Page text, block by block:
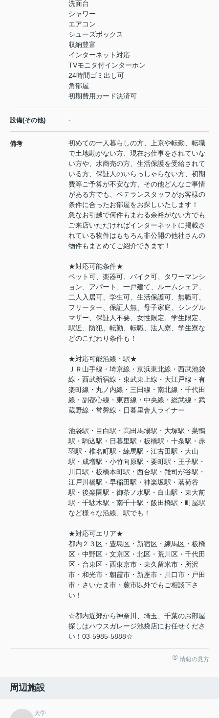
洗面台
シャワー
エアコン
シューズボックス
収納豊富
インターネット対応
TVモニタ付インターホン
24時間ゴミ出し可
角部屋
初期費用カード決済可
設備(その他) -
備考
初めての一人暮らしの方、上京や転勤、転職
で土地勘がない方、現在お仕事をされていな
い方や、水商売の方、生活保護を受給されて
いる方、保証人のいらっしゃらない方、初期
費等ご予算が不安な方、その他どんなご事情
がある方でも、ベテランスタッフがお客様の
条件に合ったお部屋をお探しいたします！
急なお引越で何件もまわる余裕がない方でも
ご来店いただければインターネットに掲載さ
れている物件はもちろん非公開の他社さんの
物件もまとめてご紹介できます！
★対応可能条件★
ペット可、楽器可、バイク可、タワーマンシ
ョン、アパート、一戸建て、ルームシェア、
二人入居可、学生可、生活保護可、無職可、
フリーター、保証人無、母子家庭、シングル
マザー、保証人不要、女性限定、学生限定、
駅近、防犯、転勤、転職、法人寮、学生寮な
どのこだわり条件も！
★対応可能沿線・駅★
ＪＲ山手線・埼京線・京浜東北線・西武池袋
線・西武新宿線・東武東上線・大江戸線・有
楽町線・丸ノ内線・三田線・南北線・千代田
線・副都心線・東西線・中央線・総武線・武
蔵野線・常磐線・日暮里舎人ライナー
池袋駅・目白駅・高田馬場駅・大塚駅・巣鴨
駅・駒込駅・日暮里駅・板橋駅・十条駅・赤
羽駅・椎名町駅・練馬駅・江古田駅・大山
駅・成増駅・小竹向原駅・要町駅・王子駅・
川口駅・板橋本町駅・西台駅・雑司が谷駅・
江戸川橋駅・早稲田駅・神楽坂駅・茗荷谷
駅・後楽園駅・御茶ノ水駅・白山駅・東大前
駅・千駄木駅・南千十駅・飯田橋駅・町屋駅
など様々な沿線、駅でも！
★対応可エリア★
都内２３区・豊島区・新宿区・練馬区・板橋
区・中野区・文京区・北区・荒川区・千代田
区・台東区・西東京市・東久留米市・所沢
市・和光市・朝霞市・新座市・川口市・戸田
市・さいたま市・蕨市以外でもご相談下さ
い！
☆都内近郊から神奈川、埼玉、千葉のお部屋
探しはハウスガレージ池袋店にお任せくださ
い！03-5985-5888☆
情報の見方
周辺施設
大学